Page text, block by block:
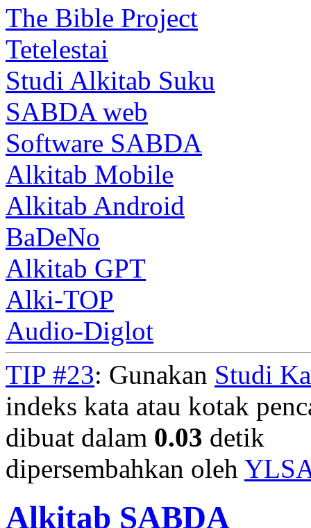
The Bible Project
Tetelestai
Studi Alkitab Suku
SABDA web
Software SABDA
Alkitab Mobile
Alkitab Android
BaDeNo
Alkitab GPT
Alki-TOP
Audio-Diglot
TIP #23: Gunakan Studi
indeks kata atau kotak
dibuat dalam 0.03 detik
dipersembahkan oleh
Alkitab SABDA